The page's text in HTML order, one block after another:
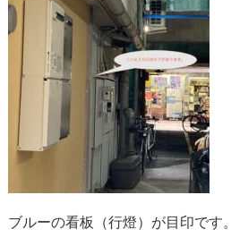
ブルーの看板（行燈）が目印です。